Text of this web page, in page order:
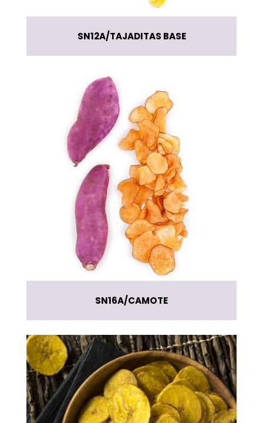
SN12A TAJADITAS BASE
SN16A CAMOTE